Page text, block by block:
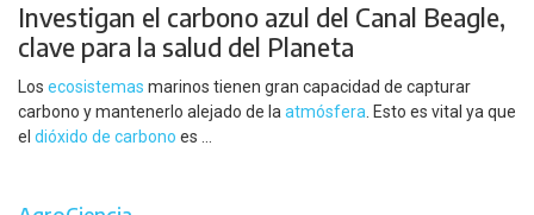
Investigan el carbono azul del Canal Beagle,
clave para la salud del Planeta
Los ecosistemas marinos tienen gran capacidad de capturar
carbono y mantenerlo alejado de la atmósfera . Esto es vital ya que
el dióxido de carbono es ...